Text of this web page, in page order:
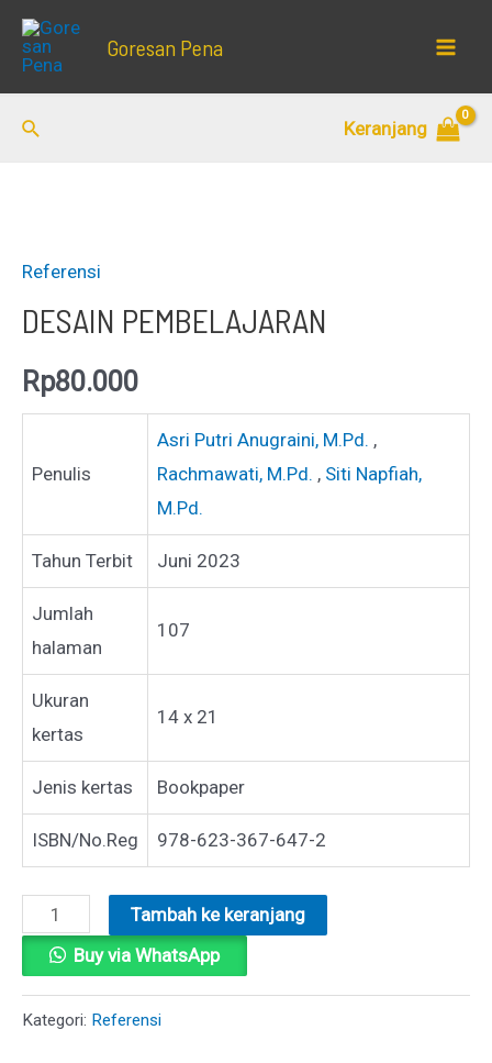
Lewati
Goresan Pena
Cari Keranjang
Referensi
DESAIN PEMBELAJARAN
Rp80.000
Penulis
Asri Putri Anugraini, M.Pd. ,
Rachmawati, M.Pd. , Siti Napfiah,
M.Pd.
Tahun Terbit Juni 2023
Jumlah
halaman
107
Ukuran
kertas
14 x 21
Jenis kertas Bookpaper
ISBN/No.Reg 978-623-367-647-2
Kuantitas
DESAIN
PEMBELAJARAN
Tambah ke keranjang
Buy via WhatsApp
Kategori: Referensi